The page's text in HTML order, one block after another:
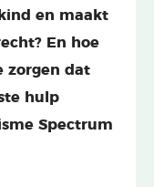
en maakt
En hoe
zorgen dat
hulp
Spectrum